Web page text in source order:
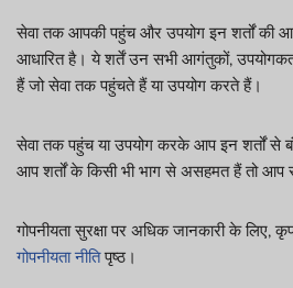
सेवा तक आपकी पहुंच और उपयोग इन शर्तों की
आधारित है। ये शर्तें उन सभी आगंतुकों,
हैं जो सेवा तक पहुंचते हैं या उपयोग करते हैं।
सेवा तक पहुंच या उपयोग करके आप इन शर्तों से
आप शर्तों के किसी भी भाग से असहमत हैं तो आप
गोपनीयता सुरक्षा पर अधिक जानकारी के लिए,
गोपनीयता नीतिपृष्ठ।